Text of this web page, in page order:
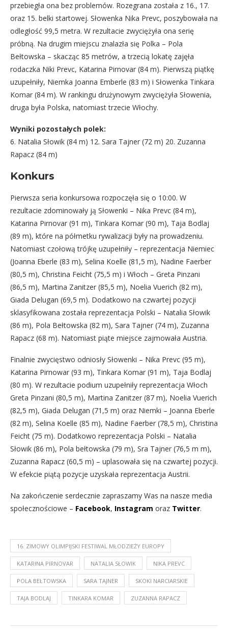
przebiegła ona bez problemów. Rozegrana została z 16., 17.
oraz 15. belki startowej. Słowenka Nika Prevc, poszybowała na
odległość 99,5 metra. W rezultacie zwyciężyła ona serię
próbną. Na drugim miejscu znalazła się Polka – Pola
Bełtowska – skacząc 85 metrów, a trzecią lokatę zajęła
rodaczka Niki Prevc, Katarina Pirnovar (84 m). Pierwszą piątkę
uzupełniły, Niemka Joanna Emberle (83 m) i Słowenka Tinkara
Komar (84 m). W rankingu drużynowym zwyciężyła Słowenia,
druga była Polska, natomiast trzecie Włochy.
Wyniki pozostałych polek:
6. Natalia Słowik (84 m) 12. Sara Tajner (72 m) 20. Zuzanna
Rapacz (84 m)
Konkurs
Pierwsza seria konkursowa rozpoczęła się o 10:00. W
rezultacie zdominowały ją Słowenki – Nika Prevc (84 m),
Katarina Pirnovar (91 m), Tinkara Komar (90 m), Taja Bodlaj
(89 m), które na półmetku rywalizacji były na prowadzeniu.
Natomiast czołową trójkę uzupełniły – reprezentacja Niemiec
(Joanna Eberle (83 m), Selina Koelle (81,5 m), Nadine Faerber
(80,5 m), Christina Feicht (75,5 m) i Włoch – Greta Pinzani
(86,5 m), Martina Zanitzer (85,5 m), Noelia Vuerich (82 m),
Giada Delugan (69,5 m). Dodatkowo na czwartej pozycji
sklasyfikowana została reprezentacja Polski – Natalia Słowik
(86 m), Pola Bełtowska (82 m), Sara Tajner (74 m), Zuzanna
Rapacz (68 m). Natomiast piąte miejsce zajmowała Austria.
Finalnie zwycięstwo odniosły Słowenki – Nika Prevc (95 m),
Katarina Pirnowar (93 m), Tinkara Komar (91 m), Taja Bodlaj
(80 m). W rezultacie podium uzupełniły reprezentacja Włoch
Greta Pinzani (80,5 m), Martina Zanitzer (87 m), Noelia Vuerich
(82,5 m), Giada Delugan (71,5 m) oraz Niemki – Joanna Eberle
(82 m), Selina Koelle (85 m), Nadine Faerber (78,5 m), Christina
Feicht (75 m). Dodatkowo reprezentacja Polski – Natalia
Słowik (86 m), Pola bełtowska (79 m), Sra Tajner (76,5 m m),
Zuzanna Rapacz (60,5 m) – uplasowała się na czwartej pozycji.
W efekcie piątą pozycje uzyskała reprezentacja Austrii.
Na zakończenie serdecznie zapraszamy Was na nasze media
społecznościowe – Facebook, Instagram oraz Twitter.
16. ZIMOWY OLIMPIJSKI FESTIWAL MŁODZIEŻY EUROPY
KATARINA PIRNOVAR NATALIA SŁOWIK NIKA PREVC
POLA BEŁTOWSKA SARA TAJNER SKOKI NARCIARSKIE
TAJA BODLAJ TINKARA KOMAR ZUZANNA RAPACZ